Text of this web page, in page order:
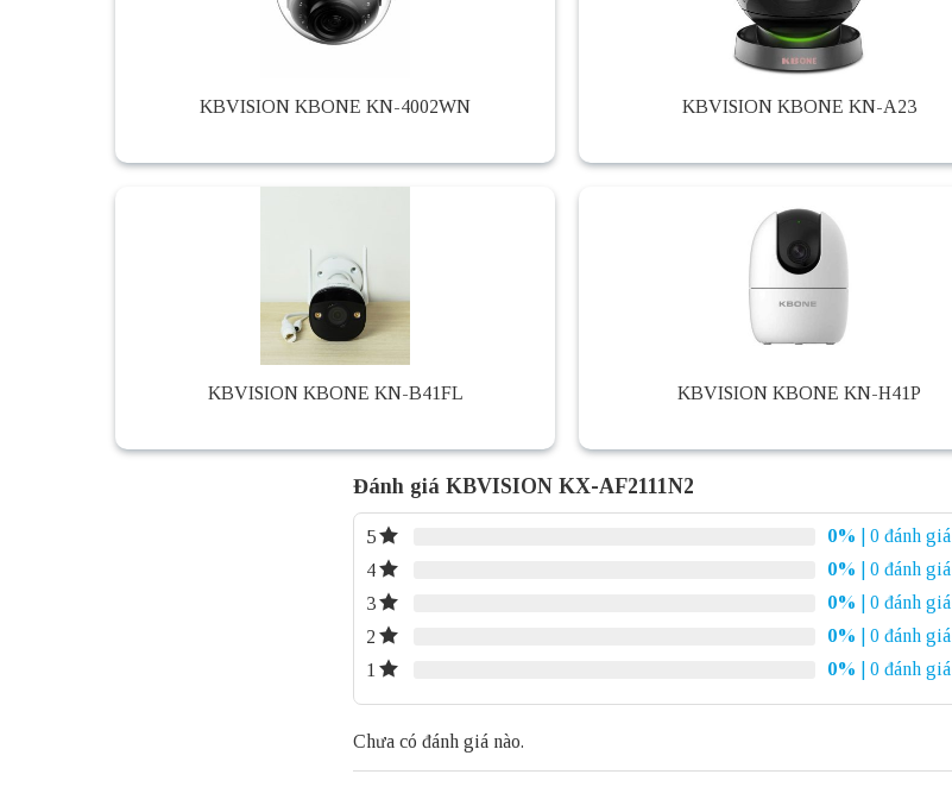
KBVISION KBONE KN-4002WN KBVISION KBONE KN-A23
KBVISION KBONE KN-B41FL KBVISION KBONE KN-H41P
Đánh giá KBVISION KX-AF2111N2
5 0%
| 0 đánh giá
4
0%
| 0 đánh giá
3
0%
| 0 đánh giá
2
0%
| 0 đánh giá
1
0% | 0 đánh giá
Chưa có đánh giá nào.